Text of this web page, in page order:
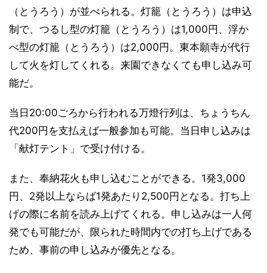
（とうろう）が並べられる。灯籠（とうろう）は申込
制で、つるし型の灯籠（とうろう）は1,000円、浮か
べ型の灯籠（とうろう）は2,000円。東本願寺が代行
して火を灯してくれる。来園できなくても申し込み可
能だ。
当日20:00ごろから行われる万燈行列は、ちょうちん
代200円を支払えば一般参加も可能。当日申し込みは
「献灯テント」で受け付ける。
また、奉納花火も申し込むことができる。1発3,000
円、2発以上ならば1発あたり2,500円となる。打ち上
げの際に名前を読み上げてくれる。申し込みは一人何
発でも可能だが、限られた時間内での打ち上げである
ため、事前の申し込みが優先となる。